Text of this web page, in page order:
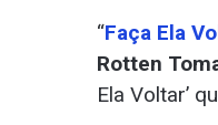
“Faça Ela
Rotten
Ela Voltar’